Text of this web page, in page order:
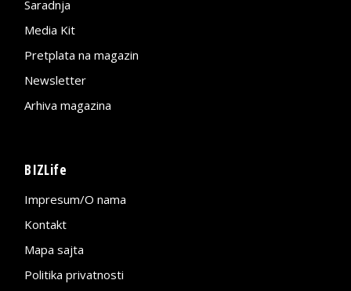
Saradnja
Media Kit
Pretplata na magazin
Newsletter
Arhiva magazina
BIZLife
Impresum/O nama
Kontakt
Mapa sajta
Politika privatnosti